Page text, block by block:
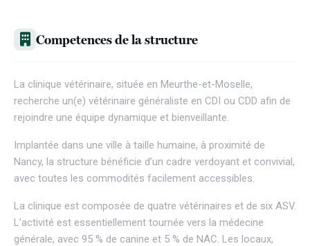
Competences de la structure
La clinique vétérinaire, située en Meurthe-et-Moselle,
recherche un(e) vétérinaire généraliste en CDI ou CDD afin de
rejoindre une équipe dynamique et bienveillante.
Implantée dans une ville à taille humaine, à proximité de
Nancy, la structure bénéficie d’un cadre verdoyant et convivial,
avec toutes les commodités facilement accessibles.
La clinique est composée de quatre vétérinaires et de six ASV.
L’activité est essentiellement tournée vers la médecine
générale, avec 95 % de canine et 5 % de NAC. Les locaux,